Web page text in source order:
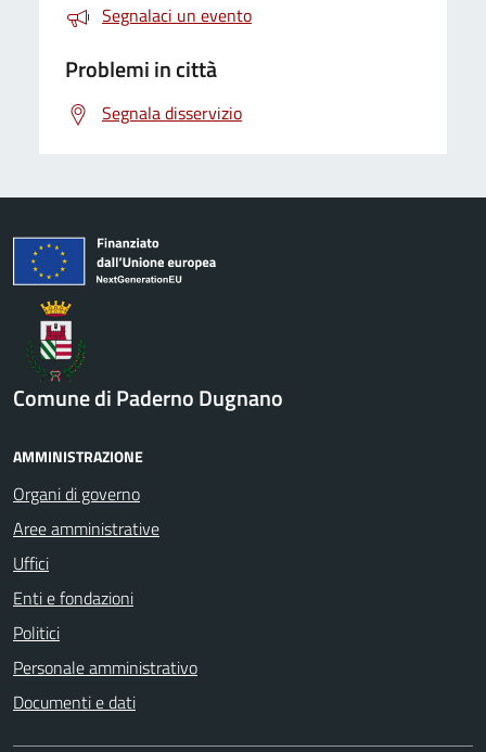
Segnalaci un evento
Problemi in città
Segnala disservizio
Comune di Paderno Dugnano
AMMINISTRAZIONE
Organi di governo
Aree amministrative
Uffici
Enti e fondazioni
Politici
Personale amministrativo
Documenti e dati